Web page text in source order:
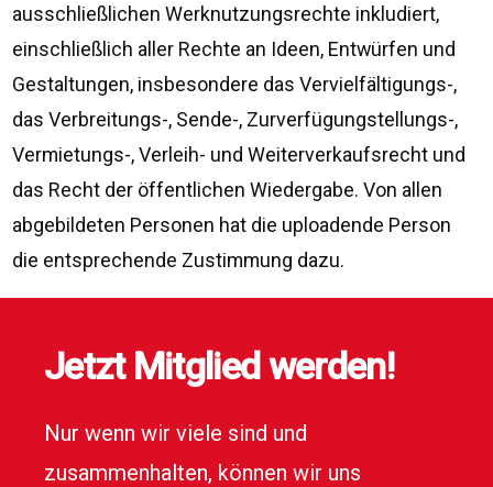
ausschließlichen Werknutzungsrechte inkludiert,
einschließlich aller Rechte an Ideen, Entwürfen und
Gestaltungen, insbesondere das Vervielfältigungs-,
das Verbreitungs-, Sende-, Zurverfügungstellungs-,
Vermietungs-, Verleih- und Weiterverkaufsrecht und
das Recht der öffentlichen Wiedergabe. Von allen
abgebildeten Personen hat die uploadende Person
die entsprechende Zustimmung dazu.
Jetzt Mitglied werden!
Nur wenn wir viele sind und
zusammenhalten, können wir uns